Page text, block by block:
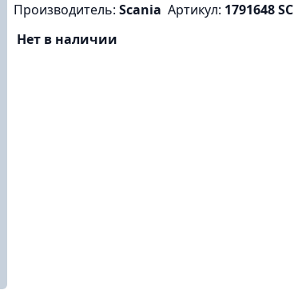
Производитель:Scania Артикул: 1791648 SC
Нет в наличии